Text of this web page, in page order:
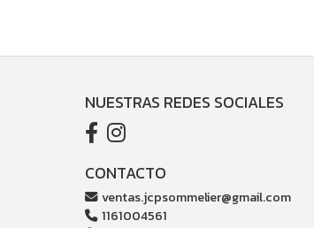
NUESTRAS REDES SOCIALES
CONTACTO
ventas.jcpsommelier@gmail.com
1161004561